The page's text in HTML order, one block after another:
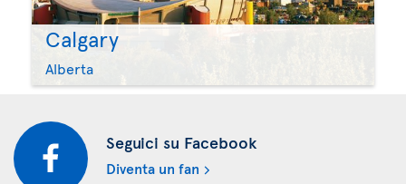
Calgary
Alberta
Seguici su Facebook
Diventa un fan